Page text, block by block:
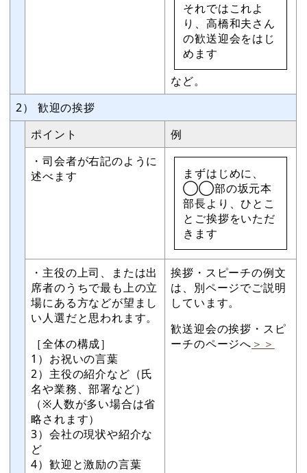
それではこれよ
り、高橋和夫さん
の歓送迎会をはじ
めます
など。
2） 歓迎の挨拶
ポイント
例
・司会者が右記のように
述べます
まずはじめに、
◯◯部の坂元本
部長より、ひとこ
とご挨拶をいただ
きます
・主役の上司、または出
席者のうちで最も上の立
場にある方などが望まし
い人選だと思われます。
［全体の構成］
1）お祝いの言葉
2）主役の紹介など（氏
名や業務、部署など）
（※人数が多い場合は省
略されます）
3）会社の現状や紹介な
ど
4）歓迎と激励の言葉
挨拶・スピーチの例文
は、別ページでご説明
しています。
歓送迎会の挨拶・スピ
ーチのページへ ＞＞